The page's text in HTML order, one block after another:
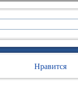
Нравится